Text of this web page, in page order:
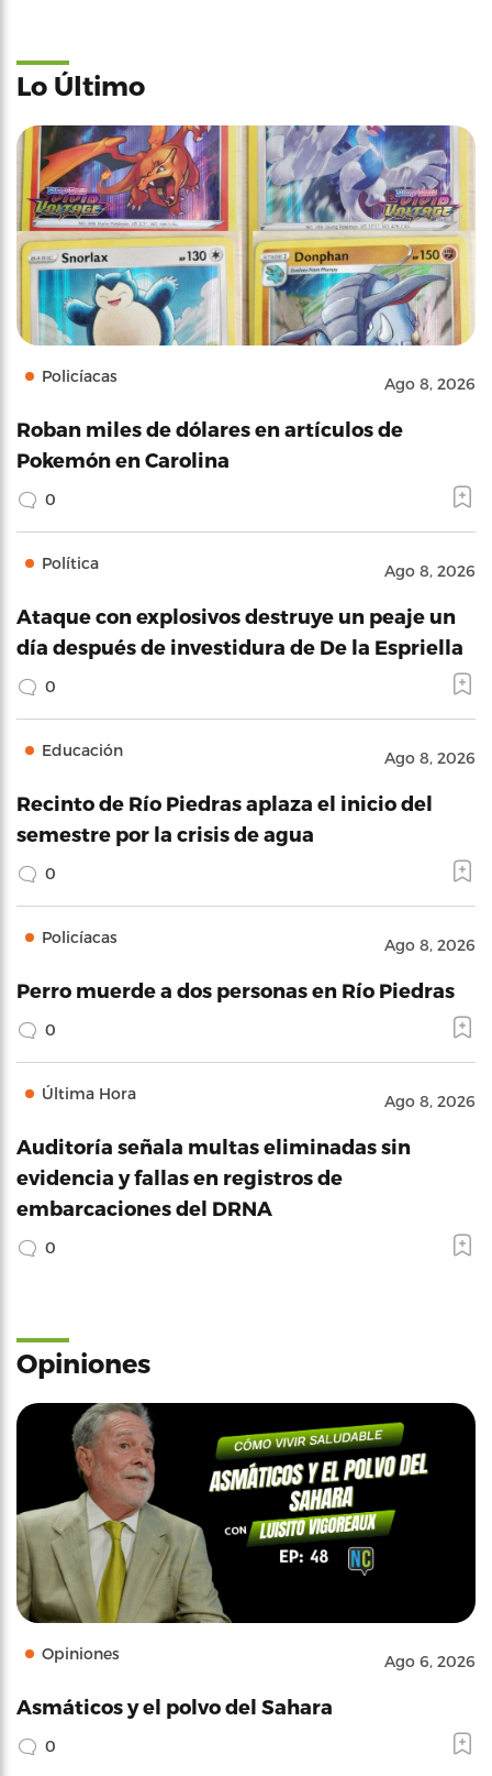
Lo Último
Policíacas Ago 8, 2026
Roban miles de dólares en artículos de
Pokemón en Carolina
0
Política Ago 8, 2026
Ataque con explosivos destruye un peaje un
día después de investidura de De la Espriella
0
Educación Ago 8, 2026
Recinto de Río Piedras aplaza el inicio del
semestre por la crisis de agua
0
Policíacas Ago 8, 2026
Perro muerde a dos personas en Río Piedras
0
Última Hora Ago 8, 2026
Auditoría señala multas eliminadas sin
evidencia y fallas en registros de
embarcaciones del DRNA
0
Opiniones
Opiniones Ago 6, 2026
Asmáticos y el polvo del Sahara
0